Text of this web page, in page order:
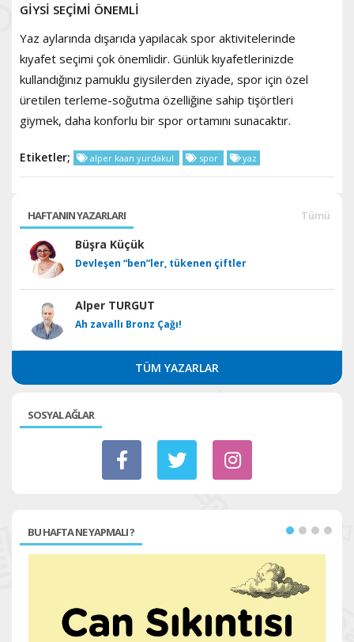
GİYSİ SEÇİMİ ÖNEMLİ
Yaz aylarında dışarıda yapılacak spor aktivitelerinde
kıyafet seçimi çok önemlidir. Günlük kıyafetlerinizde
kullandığınız pamuklu giysilerden ziyade, spor için özel
üretilen terleme-soğutma özelliğine sahip tişörtleri
giymek, daha konforlu bir spor ortamını sunacaktır.
Etiketler; alper kaan yurdakul spor yaz
HAFTANIN YAZARLARI Tümü
Büşra Küçük
Devleşen “ben”ler, tükenen çiftler
Alper TURGUT
Ah zavallı Bronz Çağı!
TÜM YAZARLAR
SOSYAL AĞLAR
BU HAFTA NE YAPMALI ?